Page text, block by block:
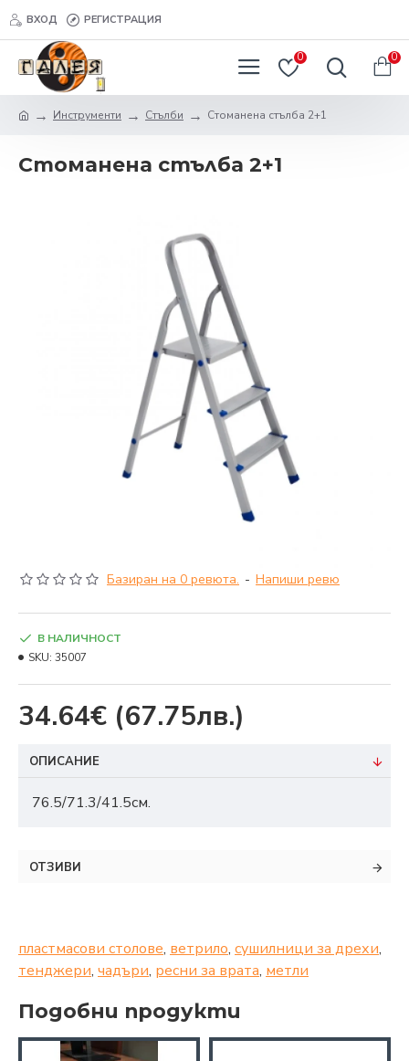
ВХОД РЕГИСТРАЦИЯ
0 0
Инструменти Стълби Стоманена стълба 2+1
Стоманена стълба 2+1
Базиран на 0 ревюта. - Напиши ревю
34.64€ (67.75лв.)
В НАЛИЧНОСТ
SKU: 35007
ОПИСАНИЕ
76.5/71.3/41.5см.
ОТЗИВИ
пластмасови столове, ветрило, сушилници за дрехи,
тенджери, чадъри, ресни за врата, метли
Подобни продукти